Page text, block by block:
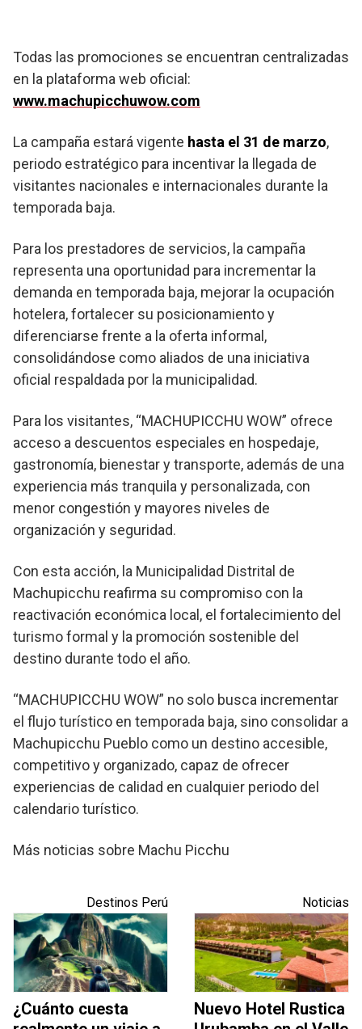
Todas las promociones se encuentran centralizadas
en la plataforma web oficial:
www.machupicchuwow.com
La campaña estará vigente hasta el 31 de marzo,
periodo estratégico para incentivar la llegada de
visitantes nacionales e internacionales durante la
temporada baja.
Para los prestadores de servicios, la campaña
representa una oportunidad para incrementar la
demanda en temporada baja, mejorar la ocupación
hotelera, fortalecer su posicionamiento y
diferenciarse frente a la oferta informal,
consolidándose como aliados de una iniciativa
oficial respaldada por la municipalidad.
Para los visitantes, “MACHUPICCHU WOW” ofrece
acceso a descuentos especiales en hospedaje,
gastronomía, bienestar y transporte, además de una
experiencia más tranquila y personalizada, con
menor congestión y mayores niveles de
organización y seguridad.
Con esta acción, la Municipalidad Distrital de
Machupicchu reafirma su compromiso con la
reactivación económica local, el fortalecimiento del
turismo formal y la promoción sostenible del
destino durante todo el año.
“MACHUPICCHU WOW” no solo busca incrementar
el flujo turístico en temporada baja, sino consolidar a
Machupicchu Pueblo como un destino accesible,
competitivo y organizado, capaz de ofrecer
experiencias de calidad en cualquier periodo del
calendario turístico.
Más noticias sobre Machu Picchu
Destinos Perú
¿Cuánto cuesta
Noticias
Nuevo Hotel Rustica